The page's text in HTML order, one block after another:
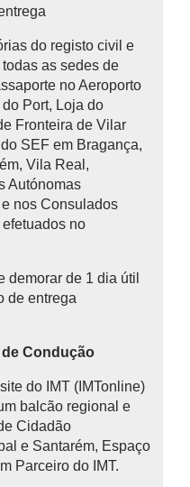
do registo civil e
as sedes de
no Aeroporto
Port, Loja do
Fronteira de Vilar
SEF em Bragança,
Vila Real,
Autónomas
nos Consulados
no
demorar de 1 dia útil
de entrega
de Condução
do IMT (IMTonline)
balcão regional e
Cidadão
e Santarém, Espaço
Parceiro do IMT.